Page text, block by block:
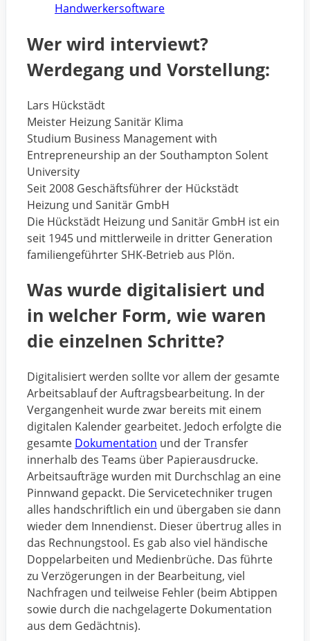
Handwerkersoftware
Wer wird interviewt?
Werdegang und Vorstellung:
Lars Hückstädt
Meister Heizung Sanitär Klima
Studium Business Management with
Entrepreneurship an der Southampton Solent
University
Seit 2008 Geschäftsführer der Hückstädt
Heizung und Sanitär GmbH
Die Hückstädt Heizung und Sanitär GmbH ist ein
seit 1945 und mittlerweile in dritter Generation
familiengeführter SHK-Betrieb aus Plön.
Was wurde digitalisiert und
in welcher Form, wie waren
die einzelnen Schritte?
Digitalisiert werden sollte vor allem der gesamte
Arbeitsablauf der Auftragsbearbeitung. In der
Vergangenheit wurde zwar bereits mit einem
digitalen Kalender gearbeitet. Jedoch erfolgte die
gesamte Dokumentation und der Transfer
innerhalb des Teams über Papierausdrucke.
Arbeitsaufträge wurden mit Durchschlag an eine
Pinnwand gepackt. Die Servicetechniker trugen
alles handschriftlich ein und übergaben sie dann
wieder dem Innendienst. Dieser übertrug alles in
das Rechnungstool. Es gab also viel händische
Doppelarbeiten und Medienbrüche. Das führte
zu Verzögerungen in der Bearbeitung, viel
Nachfragen und teilweise Fehler (beim Abtippen
sowie durch die nachgelagerte Dokumentation
aus dem Gedächtnis).